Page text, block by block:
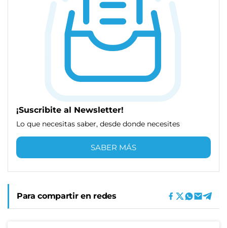
¡Suscribite al Newsletter!
Lo que necesitas saber, desde donde necesites
SABER MÁS
Para compartir en redes